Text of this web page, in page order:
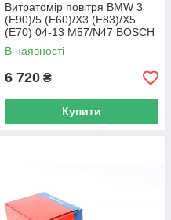
Витратомір повітря BMW 3
(E90)/5 (E60)/X3 (E83)/X5
(E70) 04-13 M57/N47 BOSCH
0 281 006 147 UA62
В наявності
6 720 ₴
Купити